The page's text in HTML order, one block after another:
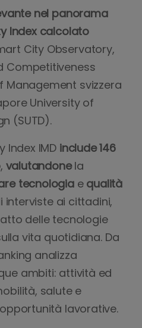
nel panorama
Index calcolato
City Observatory,
Competitiveness
Management svizzera
University of
(SUTD).
Index IMD include 146
, valutandonela
tecnologiae qualità
interviste ai cittadini,
delle tecnologie
vita quotidiana. Da
analizza
ambiti: attività ed
salute e
lavorative.